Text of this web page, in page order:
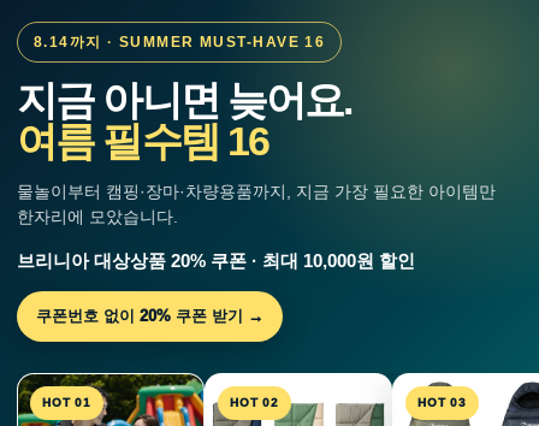
8.14까지 · SUMMER MUST-HAVE 16
지금 아니면 늦어요.
여름 필수템 16
물놀이부터 캠핑·장마·차량용품까지, 지금 가장 필요한 아이템만
한자리에 모았습니다.
브리니아 대상상품 20% 쿠폰 · 최대 10,000원 할인
쿠폰번호 없이 20% 쿠폰 받기 →
HOT 01 HOT 02 HOT 03